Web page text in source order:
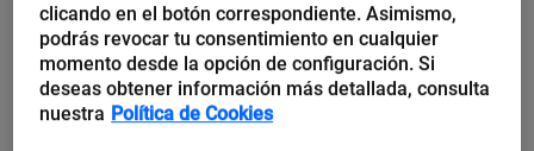
Jorge A. Hernández
Computación cuántica como un
clicando en el botón correspondiente. Asimismo,
podrás revocar tu consentimiento en cualquier
momento desde la opción de configuración. Si
deseas obtener información más detallada, consulta
nuestra Política de Cookies